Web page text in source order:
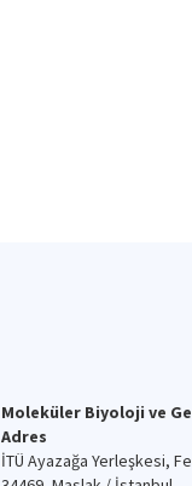
Moleküler Biyoloji ve
Adres
İTÜ Ayazağa Yerleşkesi,